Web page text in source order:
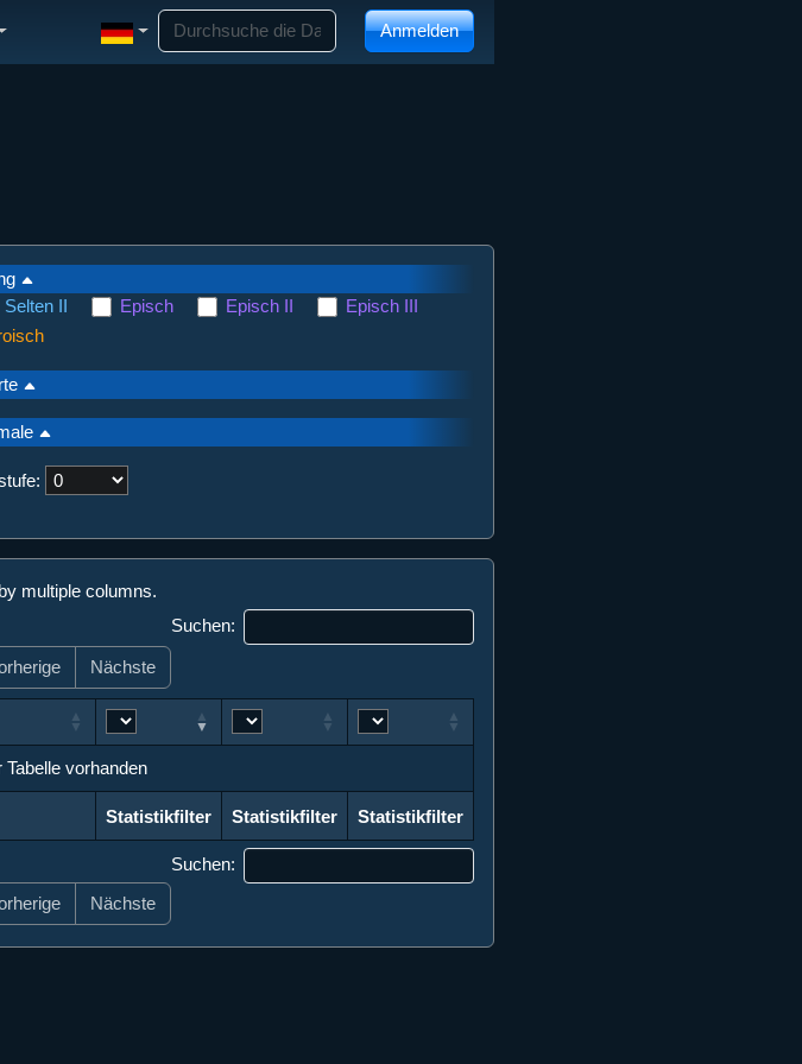
Anmelden
Selten II Episch Episch II
Episch III
multiple columns.
Suchen:
Nächste
Statistikfilter Statistikfilter Statistikfilter
Tabelle vorhanden
Statistikfilter Statistikfilter Statistikfilter
Suchen:
Nächste